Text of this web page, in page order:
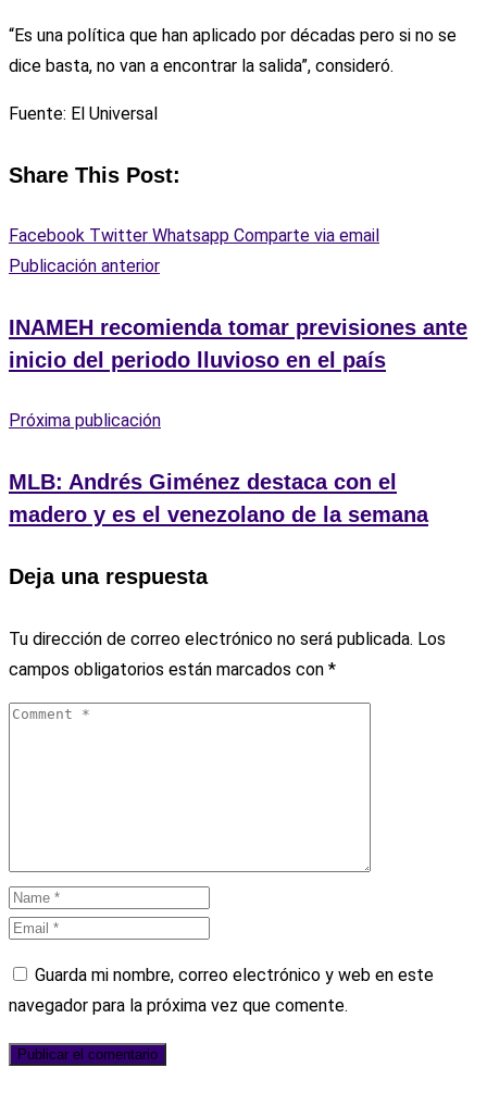
“Es una política que han aplicado por décadas pero si no se
dice basta, no van a encontrar la salida”, consideró.
Fuente: El Universal
Share This Post:
Facebook Twitter Whatsapp Comparte via email
Publicación anterior
INAMEH recomienda tomar previsiones ante
inicio del periodo lluvioso en el país
Próxima publicación
MLB: Andrés Giménez destaca con el
madero y es el venezolano de la semana
Deja una respuesta
Tu dirección de correo electrónico no será publicada. Los
campos obligatorios están marcados con *
Guarda mi nombre, correo electrónico y web en este
navegador para la próxima vez que comente.